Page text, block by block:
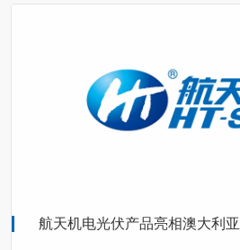
航天机电光伏产品亮相澳大利